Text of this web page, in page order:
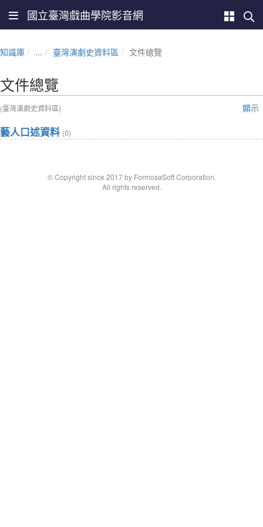
國立臺灣戲曲學院影音網
知識庫 ... 臺灣演劇史資料區 文件總覽
文件總覽
(臺灣演劇史資料區) 顯示
藝人口述資料 (0)
© Copyright since 2017 by FormosaSoft Corporation.
All rights reserved.